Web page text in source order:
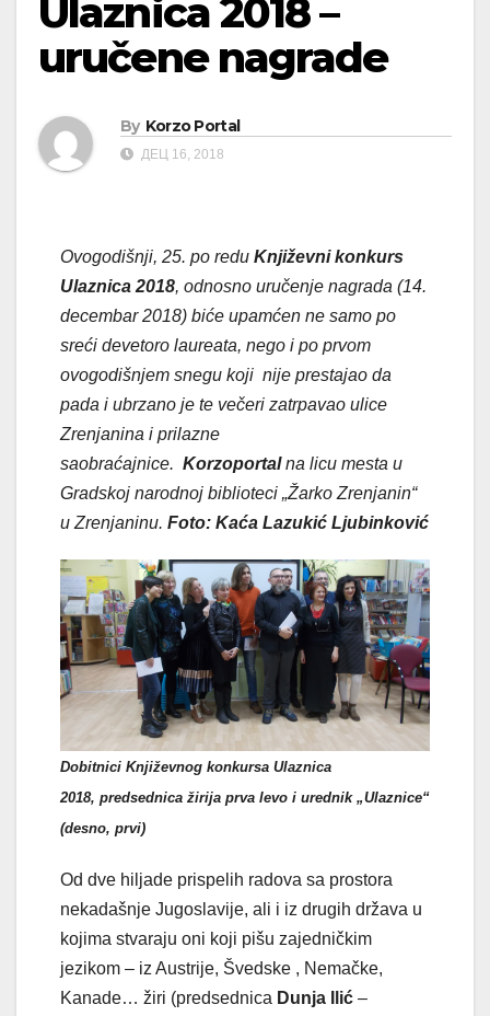
Ulaznica 2018 –
uručene nagrade
By Korzo Portal
ДЕЦ 16, 2018
Ovogodišnji, 25. po redu Književni konkurs
Ulaznica 2018, odnosno uručenje nagrada (14.
decembar 2018) biće upamćen ne samo po
sreći devetoro laureata, nego i po prvom
ovogodišnjem snegu koji nije prestajao da
pada i ubrzano je te večeri zatrpavao ulice
Zrenjanina i prilazne
saobraćajnice. Korzoportalna licu mesta u
Gradskoj narodnoj biblioteci „Žarko Zrenjanin“
u Zrenjaninu. Foto: Kaća Lazukić Ljubinković
Dobitnici Književnog konkursa Ulaznica
2018, predsednica žirija prva levo i urednik „Ulaznice“
(desno, prvi)
Od dve hiljade prispelih radova sa prostora
nekadašnje Jugoslavije, ali i iz drugih država u
kojima stvaraju oni koji pišu zajedničkim
jezikom – iz Austrije, Švedske , Nemačke,
Kanade… žiri (predsednica Dunja Ilić –